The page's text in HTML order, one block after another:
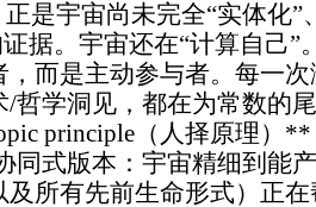
正是宇宙尚未完全“实体化”
据。宇宙还在“计算自己”
，而是主动参与者。每一
哲学洞见，都在为常数的
principle（人择原理）**
同式版本：宇宙精细到能
及所有先前生命形式）正